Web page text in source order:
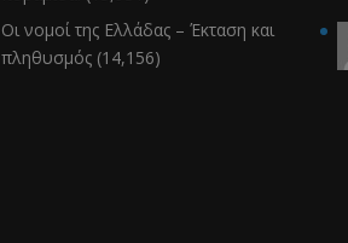
Οι νομοί της Ελλάδας – Έκταση και
πληθυσμός (14,156)